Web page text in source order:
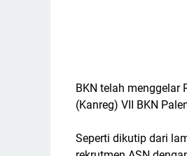
BKN telah menggelar
(Kanreg) VII BKN
Seperti dikutip dari